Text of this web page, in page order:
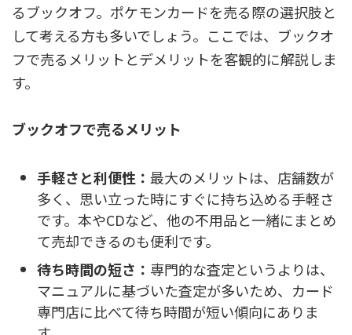
るブックオフ。ポケモンカードを売る際の選択肢と
して考える方も多いでしょう。ここでは、ブックオ
フで売るメリットとデメリットを客観的に解説しま
す。
ブックオフで売るメリット
手軽さと利便性： 最大のメリットは、店舗数が
多く、思い立った時にすぐに持ち込める手軽さ
です。本やCDなど、他の不用品と一緒にまとめ
て売却できるのも便利です。
待ち時間の短さ： 専門的な査定というよりは、
マニュアルに基づいた査定が多いため、カード
専門店に比べて待ち時間が短い傾向にありま